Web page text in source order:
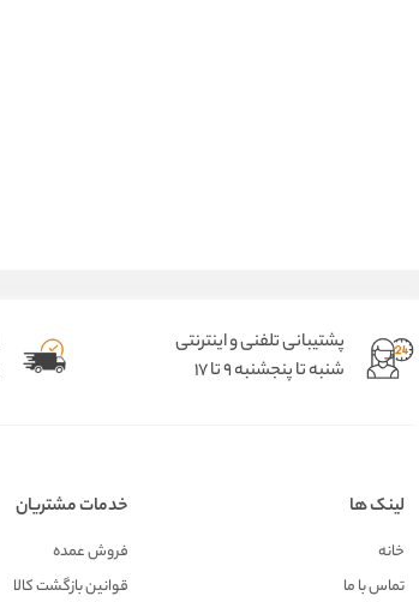
پشتیبانی تلفنی و اینترنتی
شنبه تا پنجشنبه 9 تا 17
لینک ها
خانه
تماس با ما
خدمات مشتریان
فروش عمده
قوانین بازگشت کالا